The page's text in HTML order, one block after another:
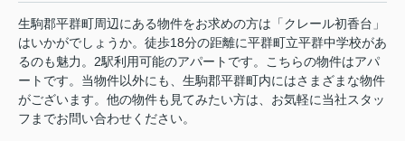
生駒郡平群町周辺にある物件をお求めの方は「クレール初香台」
はいかがでしょうか。徒歩18分の距離に平群町立平群中学校があ
るのも魅力。2駅利用可能のアパートです。こちらの物件はアパ
ートです。当物件以外にも、生駒郡平群町内にはさまざまな物件
がございます。他の物件も見てみたい方は、お気軽に当社スタッ
フまでお問い合わせください。